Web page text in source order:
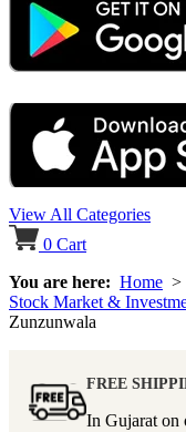
View All Categories
0 Cart
You are here: Home >
Stock Market &
Zunzunwala
FREE
In Gujarat on